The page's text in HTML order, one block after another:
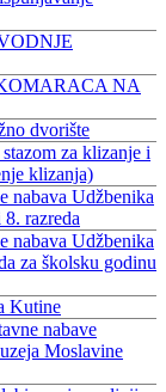
NA
dvorište
za klizanje i
klizanja)
nabava Udžbenika
razreda
nabava Udžbenika
za školsku godinu
Kutine
nabave
Moslavine